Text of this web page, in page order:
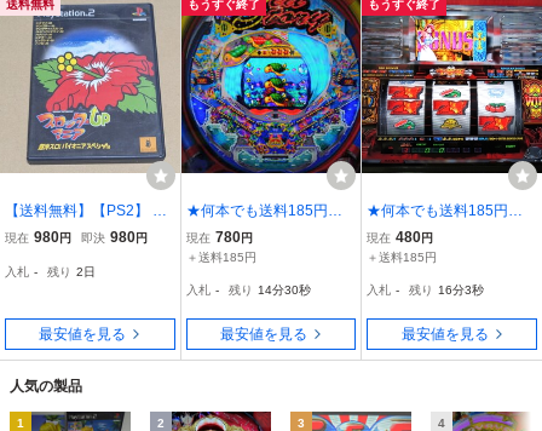
送料無料
【送料無料】【PS2】 ス
ロッターUPマニア超沖ス
現在 980円 即決 980円
入札 - 残り 2日
最安値を見る
もうすぐ終了
★何本でも送料185円★
PS2 三洋パチンコパ
ラダイス9 〜新海おかわ
物語M56＆L52】a
現在 780円
＋送料185円
入札 - 残り 14分28秒
最安値を見る
もうすぐ終了
★何本でも送料185円★
PS2 楽勝パチスロ宣
言2【デカダン・十字架】
現在 480円
＋送料185円
入札 - 残り 16分1秒
最安値を見る
人気の製品
1 2 3 4